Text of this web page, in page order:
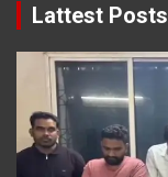
Lattest Posts